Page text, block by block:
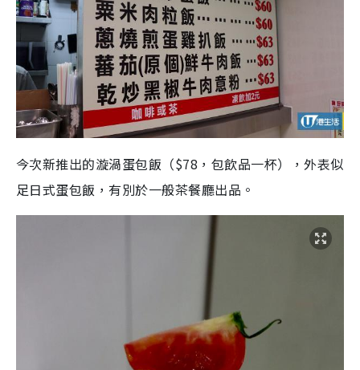
今次新推出的漩渦蛋包飯（$78，包飲品一杯），外表似
足日式蛋包飯，有別於一般茶餐廳出品。